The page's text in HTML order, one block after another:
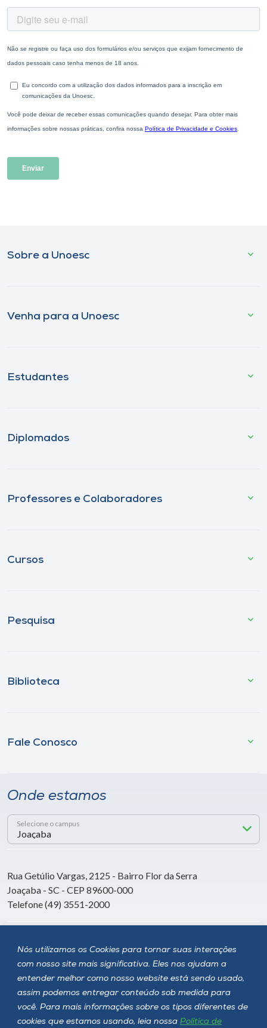
Nós utilizamos os Cookies para tornar suas interações
com nosso site mais significativa. Eles nos ajudam a
entender melhor como nosso website está sendo usado,
assim podemos entregar conteúdo sob medida para
você. Para mais informações sobre os tipos diferentes de
cookies que estamos usando, leia nossa Política de
Sobre a Unoesc
Venha para a Unoesc
Estudantes
Diplomados
Professores e Colaboradores
Cursos
Pesquisa
Biblioteca
Fale Conosco
Onde estamos
Selecione o campus
Rua Getúlio Vargas, 2125 - Bairro Flor da Serra
Joaçaba - SC - CEP 89600-000
Telefone (49) 3551-2000
Siga a Unoesc